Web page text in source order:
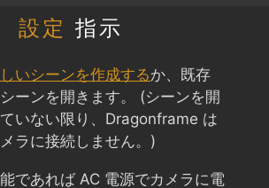
設定 指示
いシーンを作成するか、既存
ーンを開きます。 (シーンを開
いない限り、Dragonframe は
ラに接続しません。)
であれば AC 電源でカメラに電